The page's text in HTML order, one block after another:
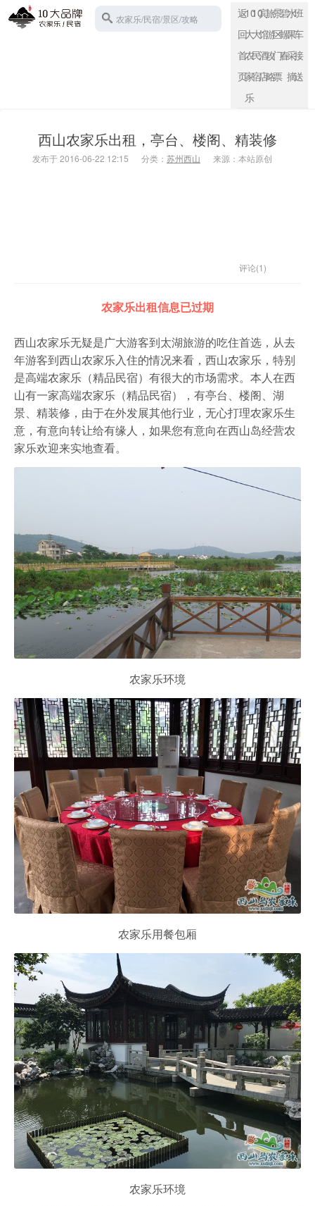
农家乐/民宿/景区/攻略
返
回
首
页
10
大
农
家
乐
10
大
民
宿
宾
馆
酒
店
旅
游
攻
略
景
区
门
票
碧
螺
春
水
果
采
摘
班
车
接
送
西山农家乐出租，亭台、楼阁、精装修
发布于 2016-06-22 12:15 分类： 苏州西山 来源：本站原创
评论(1)
农家乐出租信息已过期
西山农家乐无疑是广大游客到太湖旅游的吃住首选，从去
年游客到西山农家乐入住的情况来看，西山农家乐，特别
是高端农家乐（精品民宿）有很大的市场需求。本人在西
山有一家高端农家乐（精品民宿），有亭台、楼阁、湖
景、精装修，由于在外发展其他行业，无心打理农家乐生
意，有意向转让给有缘人，如果您有意向在西山岛经营农
家乐欢迎来实地查看。
农家乐环境
农家乐用餐包厢
农家乐环境